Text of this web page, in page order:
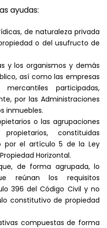
ayudas:
de naturaleza privada
o del usufructo de
y los organismos y demás
así como las empresas
participadas,
por las Administraciones
inmuebles.
o las agrupaciones
constituidas
por el artículo 5 de la Ley
Horizontal.
de forma agrupada, lo
reúnan los requisitos
396 del Código Civil y no
constitutivo de propiedad
compuestas de forma